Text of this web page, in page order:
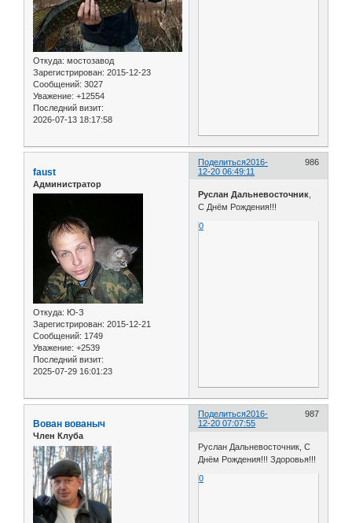
Откуда: мостозавод
Зарегистрирован: 2015-12-23
Сообщений: 3027
Уважение: +12554
Последний визит:
2026-07-13 18:17:58
Поделиться 986
2016-
12-20 06:49:11
faust
Администратор
Откуда: Ю-З
Зарегистрирован: 2015-12-21
Сообщений: 1749
Уважение: +2539
Последний визит:
2025-07-29 16:01:23
Руслан Дальневосточник,
С Днём Рождения!!!
0
Поделиться 987
2016-
12-20 07:07:55
Вован вованыч
Член Клуба
Руслан Дальневосточник, С
Днём Рождения!!! Здоровья!!!
0